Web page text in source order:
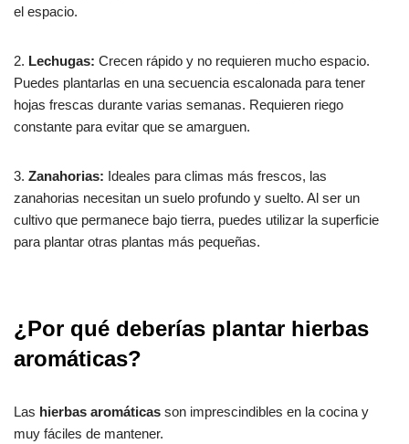
el espacio.
2. Lechugas: Crecen rápido y no requieren mucho espacio.
Puedes plantarlas en una secuencia escalonada para tener
hojas frescas durante varias semanas. Requieren riego
constante para evitar que se amarguen.
3. Zanahorias: Ideales para climas más frescos, las
zanahorias necesitan un suelo profundo y suelto. Al ser un
cultivo que permanece bajo tierra, puedes utilizar la superficie
para plantar otras plantas más pequeñas.
¿Por qué deberías plantar hierbas
aromáticas?
Las hierbas aromáticas son imprescindibles en la cocina y
muy fáciles de mantener.